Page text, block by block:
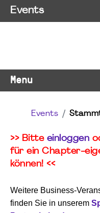
Menu
Events
>> Bitte einloggen
für ein Chapter-
können! <<
Weitere Business-
finden Sie in unserem
Events